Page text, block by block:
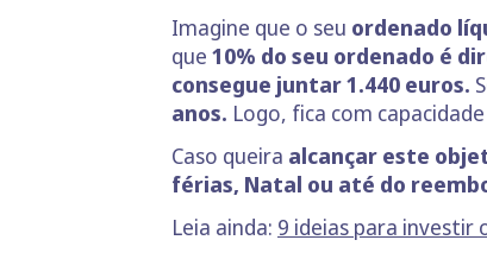
Imagine que o seu ordenado
que 10% do seu ordenado é
consegue juntar 1.440 euros.
anos. Logo, fica com
Caso queira alcançar este
férias, Natal ou até do
Leia ainda: 9 ideias para investir